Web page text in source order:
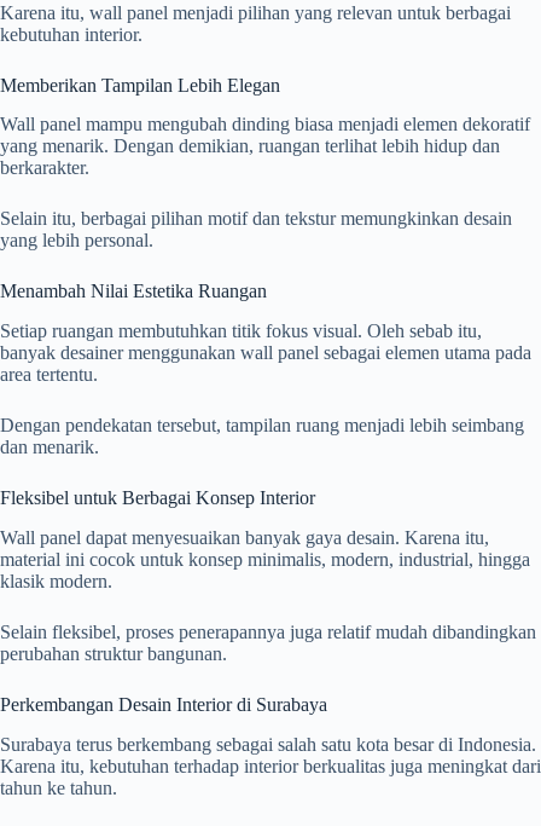
Karena itu, wall panel menjadi pilihan yang relevan untuk berbagai
kebutuhan interior.
Memberikan Tampilan Lebih Elegan
Wall panel mampu mengubah dinding biasa menjadi elemen dekoratif
yang menarik. Dengan demikian, ruangan terlihat lebih hidup dan
berkarakter.
Selain itu, berbagai pilihan motif dan tekstur memungkinkan desain
yang lebih personal.
Menambah Nilai Estetika Ruangan
Setiap ruangan membutuhkan titik fokus visual. Oleh sebab itu,
banyak desainer menggunakan wall panel sebagai elemen utama pada
area tertentu.
Dengan pendekatan tersebut, tampilan ruang menjadi lebih seimbang
dan menarik.
Fleksibel untuk Berbagai Konsep Interior
Wall panel dapat menyesuaikan banyak gaya desain. Karena itu,
material ini cocok untuk konsep minimalis, modern, industrial, hingga
klasik modern.
Selain fleksibel, proses penerapannya juga relatif mudah dibandingkan
perubahan struktur bangunan.
Perkembangan Desain Interior di Surabaya
Surabaya terus berkembang sebagai salah satu kota besar di Indonesia.
Karena itu, kebutuhan terhadap interior berkualitas juga meningkat dari
tahun ke tahun.